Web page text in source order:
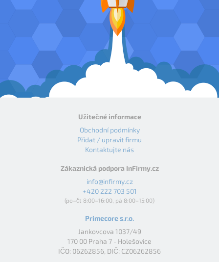
Užitečné informace
Obchodní podmínky
Přidat / upravit firmu
Kontaktujte nás
Zákaznická podpora InFirmy.cz
info@infirmy.cz
+420 222 703 501
(po–čt 8:00–16:00, pá 8:00–15:00)
Primecore s.r.o.
Jankovcova 1037/49
170 00 Praha 7 - Holešovice
IČO: 06262856, DIČ: CZ06262856